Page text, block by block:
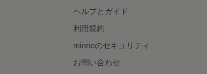
ヘルプとガイド
利用規約
minneのセキュリティ
お問い合わせ